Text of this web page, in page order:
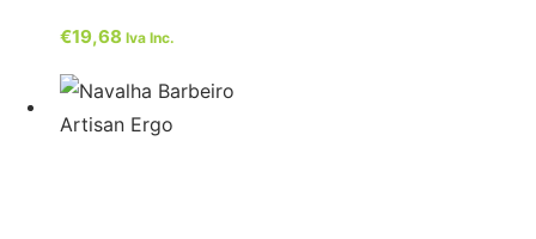
€19,68 Iva Inc.